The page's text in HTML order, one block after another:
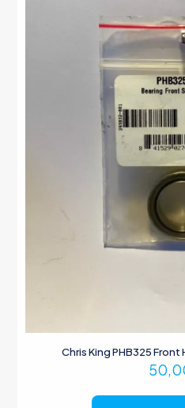
Chris King PHB325 Front